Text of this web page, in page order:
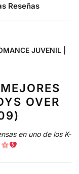
Reseñas
JUVENIL |
OVER
en uno de los K-